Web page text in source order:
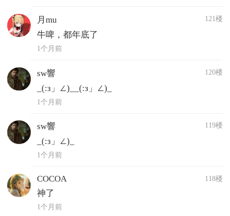
月mu 121楼
牛啤，都年底了
1个月前
sw響 120楼
_(:з」∠)__(:з」∠)_
1个月前
sw響 119楼
_(:з」∠)_
1个月前
COCOA 118楼
神了
1个月前